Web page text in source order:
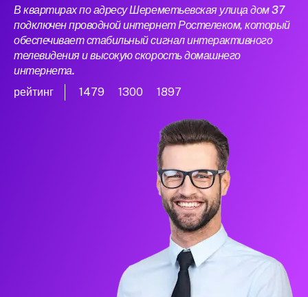
В квартирах по адресу Шереметьевская улица дом 37
подключен проводной интернет Ростелеком, который
обеспечивает стабильный сигнал интерактивного
телевидения и высокую скорость домашнего
интернета.
рейтинг
1479 1300 1897